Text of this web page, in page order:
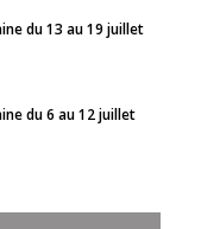
du 13 au 19 juillet
du 6 au 12 juillet